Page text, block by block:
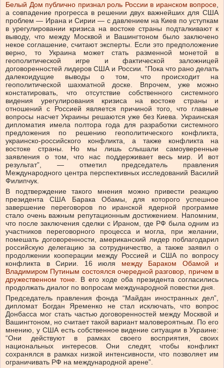
Белый Дом публично признал роль России в иранском вопросе,
а совпадение прогресса в решении двух важнейших для США
проблем— Ирана и Сирии— с давлением на Киев по уступкам
в урегулировании кризиса на востоке страны подталкивают к
выводу, что между Москвой и Вашингтоном было заключено
некое соглашение, считают эксперты. Если это предположение
верно, то Украина может стать разменной монетой в
геополитической игре и фактической заложницей
договоренностей лидеров США и России. “Пока что рано делать
далекоидущие выводы о том, что происходит на
геополитической шахматной доске. Впрочем, уже можно
констатировать, что отсутствие собственного системного
видения урегулирования кризиса на востоке страны и
отношений с Россией является причиной того, что главные
вопросы насчет Украины решаются уже без Киева. Украинская
дипломатия имела полтора года для разработки системного
предложения по решению геополитического конфликта,
украинско-российского конфликта, а также конфликта на
востоке страны. Но мы лишь слышали самоуверенные
заявления о том, что нас поддерживает весь мир. И вот
результат”, — отметил председатель правления
Международного центра перспективных исследований Василий
Филипчук.
В подтверждение такого мнения можно привести реакцию
президента США Барака Обамы, для которого успешное
завершение переговоров по иранской ядерной программе
стало очень важным репутационным достижением. Напомним,
что после заключения сделки с Ираном, где РФ была одним из
участников переговорного процесса и могла, при желании,
помешать договоренности, американский лидер поблагодарил
российскую делегацию за сотрудничество, а также заявил о
продолжении кооперации между Россией и США по вопросу
конфликта в Сирии. 16 июля между Бараком Обамой и
Владимиром Путиным состоялся очередной разговор, причем в
дружественном тоне. В его ходе оба президента согласились
продолжать диалог по вопросам международной повестки дня.
Председатель правления фонда “Майдан иностранных дел”,
дипломат Богдан Яременко не стал исключать, что вопрос
Донбасса мог стать частью договоренностей между Москвой и
Вашингтоном, но считает такой вариант маловероятным. По его
мнению, у США есть собственное видение ситуации в Украине:
“Они действуют в рамках своего восприятия, своих
национальных интересов. Они следят, чтобы конфликт
сохранялся в рамках низкой интенсивности, что позволяет им
ограничивать РФ на международной арене”.